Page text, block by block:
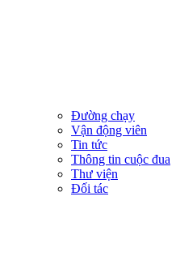
Đường chạy
Vận động viên
Tin tức
Thông tin cuộc đua
Thư viện
Đối tác